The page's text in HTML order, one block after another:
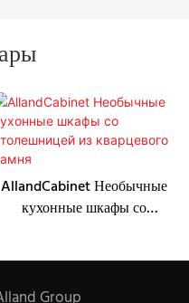
AllandCabinet Необычные
кухонные шкафы со
Group